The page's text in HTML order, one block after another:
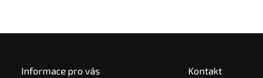
Informace pro vás Kontakt